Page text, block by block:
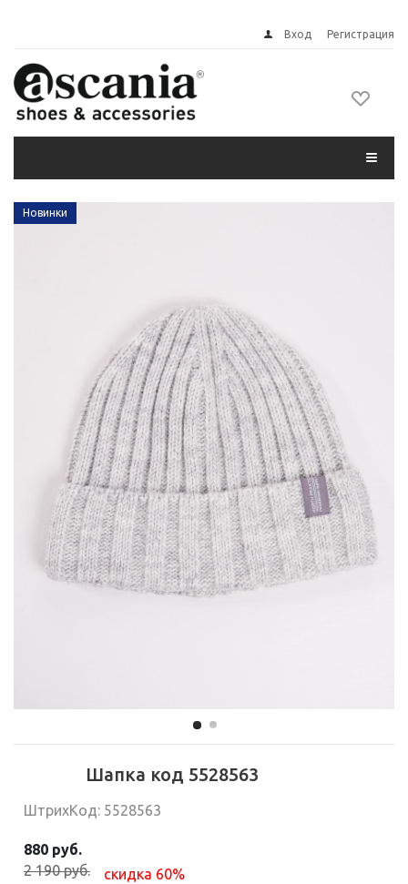
Вход Регистрация
Новинки
Шапка код 5528563
ШтрихКод: 5528563
880 руб.
2 190 руб.
скидка 60%